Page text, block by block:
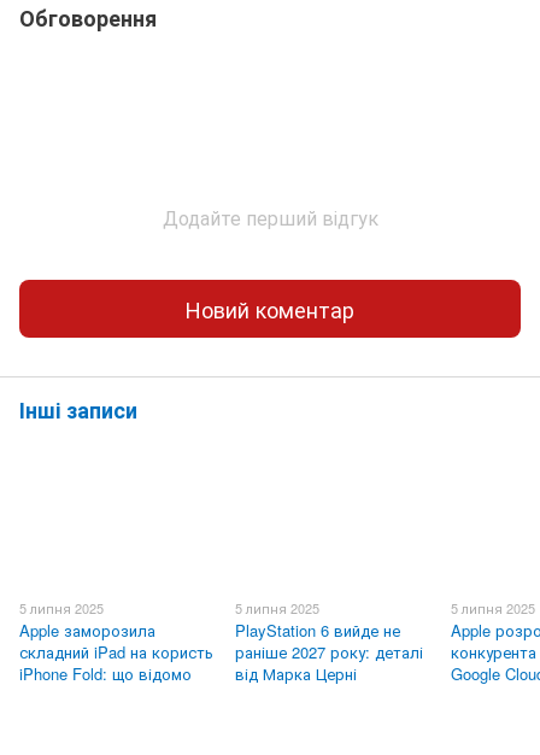
Обговорення
Додайте перший відгук
Новий коментар
Інші записи
5 липня 2025
Apple заморозила
складний iPad на користь
iPhone Fold: що відомо
5 липня 2025
PlayStation 6 вийде не
раніше 2027 року: деталі
від Марка Церні
5 липня 2025
Apple
Google